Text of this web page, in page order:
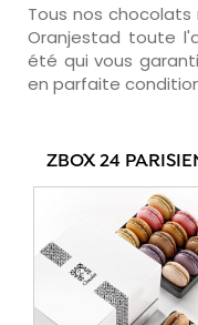
Tous nos
Oranjestad toute
été qui vous
en parfaite
ZBOX 24